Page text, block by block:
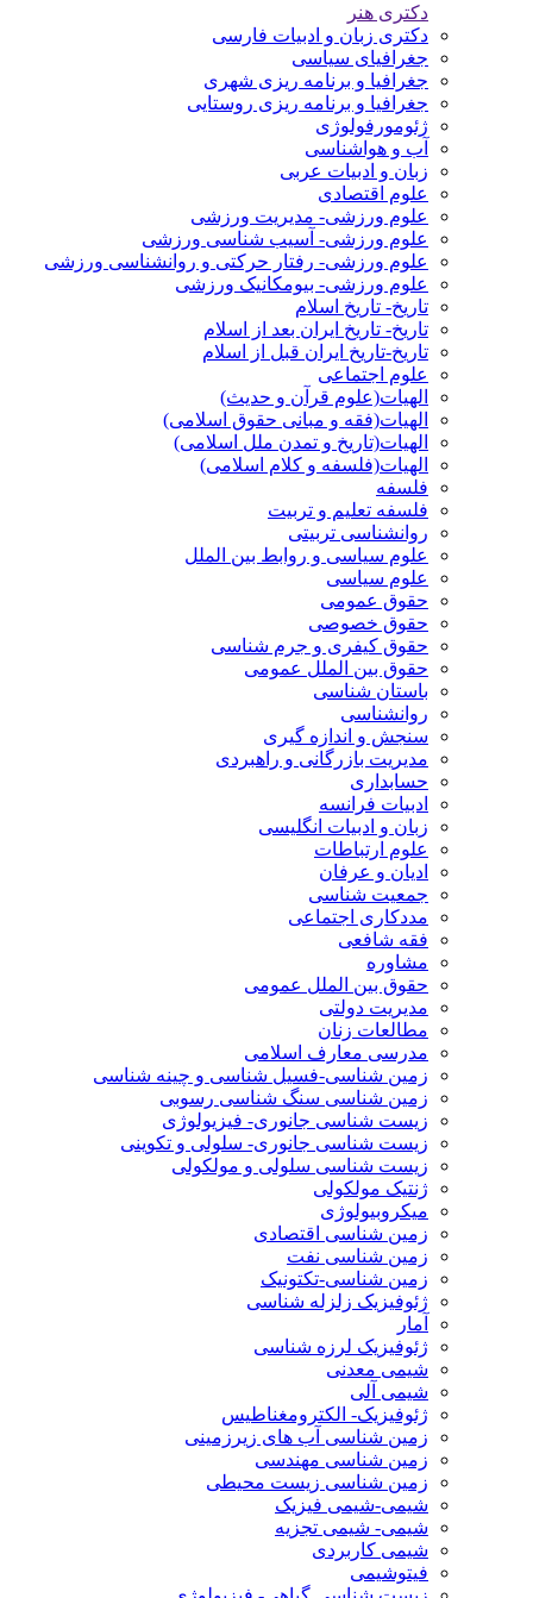
دکتری هنر
دکتری زبان و ادبیات فارسی
جغرافیای سیاسی
جغرافیا و برنامه ریزی شهری
جغرافیا و برنامه ریزی روستایی
ژئومورفولوژی
آب و هواشناسی
زبان و ادبیات عربی
علوم اقتصادی
علوم ورزشی- مدیریت ورزشی
علوم ورزشی- آسیب شناسی ورزشی
علوم ورزشی- رفتار حرکتی و روانشناسی ورزشی
علوم ورزشی- بیومکانیک ورزشی
تاریخ- تاریخ اسلام
تاریخ- تاریخ ایران بعد از اسلام
تاریخ-تاریخ ایران قبل از اسلام
علوم اجتماعی
الهیات(علوم قرآن و حدیث)
الهیات(فقه و مبانی حقوق اسلامی)
الهیات(تاریخ و تمدن ملل اسلامی)
الهیات(فلسفه و کلام اسلامی)
فلسفه
فلسفه تعلیم و تربیت
روانشناسی تربیتی
علوم سیاسی و روابط بین الملل
علوم سیاسی
حقوق عمومی
حقوق خصوصی
حقوق کیفری و جرم شناسی
حقوق بین الملل عمومی
باستان شناسی
روانشناسی
سنجش و اندازه گیری
مدیریت بازرگانی و راهبردی
حسابداری
ادبیات فرانسه
زبان و ادبیات انگلیسی
علوم ارتباطات
ادیان و عرفان
جمعیت شناسی
مددکاری اجتماعی
فقه شافعی
مشاوره
حقوق بین الملل عمومی
مدیریت دولتی
مطالعات زنان
مدرسی معارف اسلامی
زمین شناسی-فسیل شناسی و چینه شناسی
زمین شناسی سنگ شناسی رسوبی
زیست شناسی جانوری- فیزیولوژی
زیست شناسی جانوری- سلولی و تکوینی
زیست شناسی سلولی و مولکولی
ژنتیک مولکولی
میکروبیولوژی
زمین شناسی اقتصادی
زمین شناسی نفت
زمین شناسی-تکتونیک
ژئوفیزیک زلزله شناسی
آمار
ژئوفیزیک لرزه شناسی
شیمی معدنی
شیمی آلی
ژئوفیزیک- الکترومغناطیس
زمین شناسی آب های زیرزمینی
زمین شناسی مهندسی
زمین شناسی زیست محیطی
شیمی-شیمی فیزیک
شیمی- شیمی تجزیه
شیمی کاربردی
فیتوشیمی